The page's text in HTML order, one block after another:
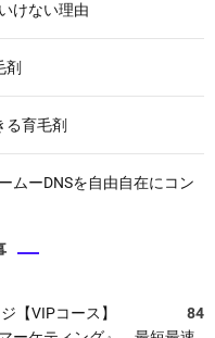
けない理由
剤
る育毛剤
ムーDNSを自由自在にコン
【VIPコース】
84